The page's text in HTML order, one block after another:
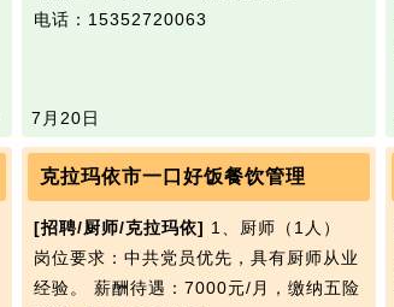
电话：15352720063
7月20日
克拉玛依市一口好饭餐饮管理
[招聘/厨师/克拉玛依] 1、厨师（1人）
岗位要求：中共党员优先，具有厨师从业
经验。 薪酬待遇：7000元/月，缴纳五险